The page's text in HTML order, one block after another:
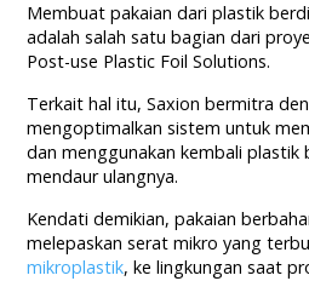
Membuat pakaian dari plastik
adalah salah satu bagian dari
Post-use Plastic Foil Solutions.
Terkait hal itu, Saxion bermitra
mengoptimalkan sistem untuk
dan menggunakan kembali plastik
mendaur ulangnya.
Kendati demikian, pakaian
melepaskan serat mikro yang
mikroplastik, ke lingkungan saat